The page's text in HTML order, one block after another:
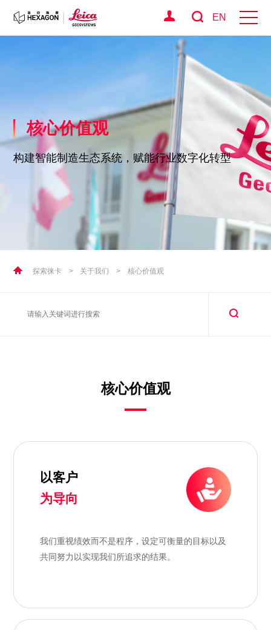
EN
核心价值观
构建智能制造生态系统，赋能行业数字化转型
探索徕卡 > 关于我们 > 核心价值观
核心价值观
以客户
为导向
我们重视绩效而不是程序，设定可衡量的目标以及
共同努力以实现我们所追求的结果。